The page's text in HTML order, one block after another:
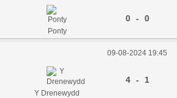
Ponty
0 - 0
09-08-2024 19:45
Y Drenewydd
4 - 1